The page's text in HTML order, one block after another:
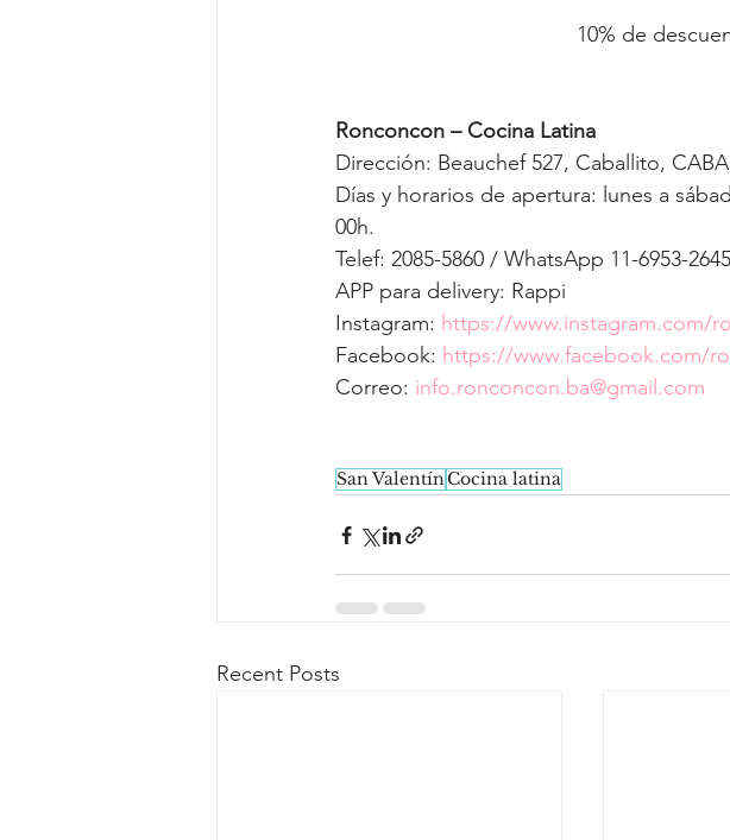
10% de
Ronconcon – Cocina Latina
Dirección: Beauchef 527, Caballito,
Días y horarios de apertura: lunes a
00h.
Telef: 2085-5860 / WhatsApp 11-6953-2645
APP para delivery: Rappi
Instagram: https://www.instagram.com/
Facebook: https://www.facebook.com/
Correo: info.ronconcon.ba@gmail.com
San ValentínCocina latina
Recent Posts